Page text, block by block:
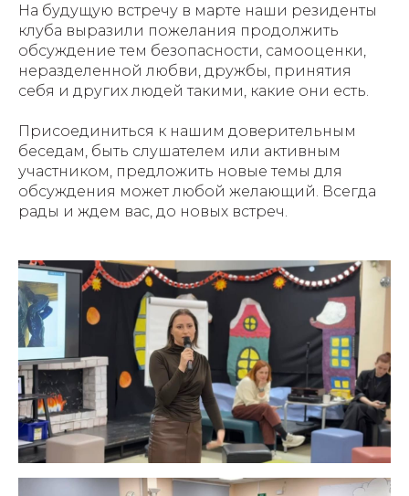
На будущую встречу в марте наши резиденты
клуба выразили пожелания продолжить
обсуждение тем безопасности, самооценки,
неразделенной любви, дружбы, принятия
себя и других людей такими, какие они есть.
Присоединиться к нашим доверительным
беседам, быть слушателем или активным
участником, предложить новые темы для
обсуждения может любой желающий. Всегда
рады и ждем вас, до новых встреч.